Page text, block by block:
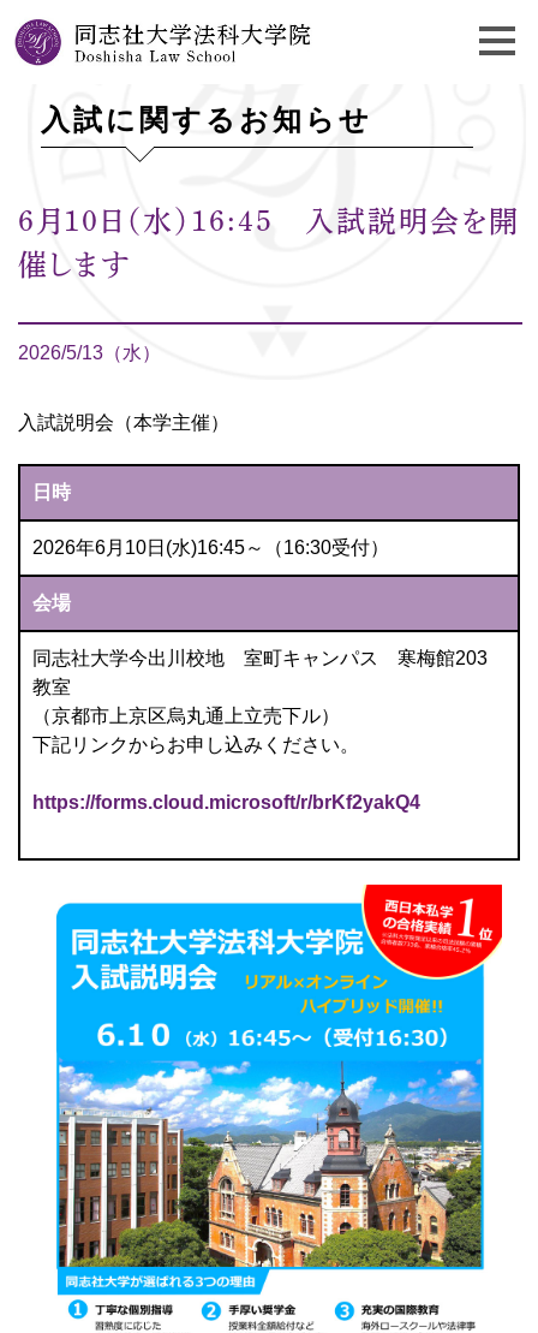
入試に関するお知らせ
6月10日（水）16:45 入試説明会を開
催します
2026/5/13（水）
入試説明会（本学主催）
日時
2026年6月10日(水)16:45～（16:30受付）
会場
同志社大学今出川校地 室町キャンパス 寒梅館203
教室
（京都市上京区烏丸通上立売下ル）
下記リンクからお申し込みください。
https://forms.cloud.microsoft/r/brKf2yakQ4